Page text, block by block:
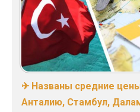
✈ Названы средние
Анталию, Стамбул,